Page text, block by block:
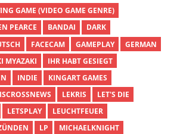
GAME (VIDEO GAME GENRE)
PEARCE BANDAI
DARK
FACECAM GAMEPLAY
GERMAN
MYAZAKI
IHR HABT GESIEGT
INDIE
KINGART GAMES
LEKRIS
LET'S DIE
LETSPLAY
LEUCHTFEUER
LP
MICHAELKNIGHT